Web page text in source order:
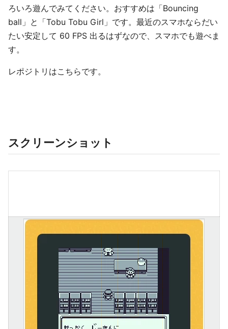
ろいろ遊んでみてください。おすすめは「Bouncing
ball」と「Tobu Tobu Girl」です。最近のスマホならだい
たい安定して 60 FPS 出るはずなので、スマホでも遊べま
す。
レポジトリはこちらです。
スクリーンショット